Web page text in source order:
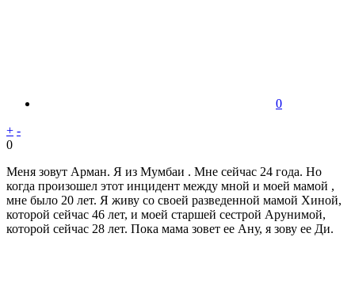
0
+ -
0
Меня зовут Арман. Я из Мумбаи . Мне сейчас 24 года. Но
когда произошел этот инцидент между мной и моей мамой ,
мне было 20 лет. Я живу со своей разведенной мамой Хиной,
которой сейчас 46 лет, и моей старшей сестрой Арунимой,
которой сейчас 28 лет. Пока мама зовет ее Ану, я зову ее Ди.